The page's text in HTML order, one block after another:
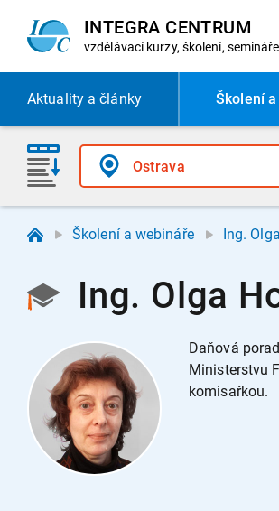
INTEGRA CENTRUM
vzdělávací kurzy, školení, semináře
Aktualitya články Školení
Školení a webináře Ing.
Ing. Olga
Daňová
Ministerstvu
komisařkou.